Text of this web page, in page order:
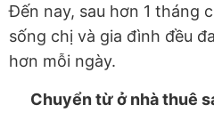
Đến nay, sau hơn 1 tháng
sống chị và gia đình đều
hơn mỗi ngày.
Chuyển từ ở nhà thuê